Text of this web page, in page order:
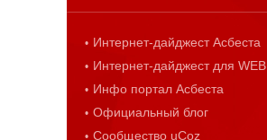
Интернет-дайджест Асбеста
Интернет-дайджест для WEB
Инфо портал Асбеста
Официальный блог
Сообщество uCoz